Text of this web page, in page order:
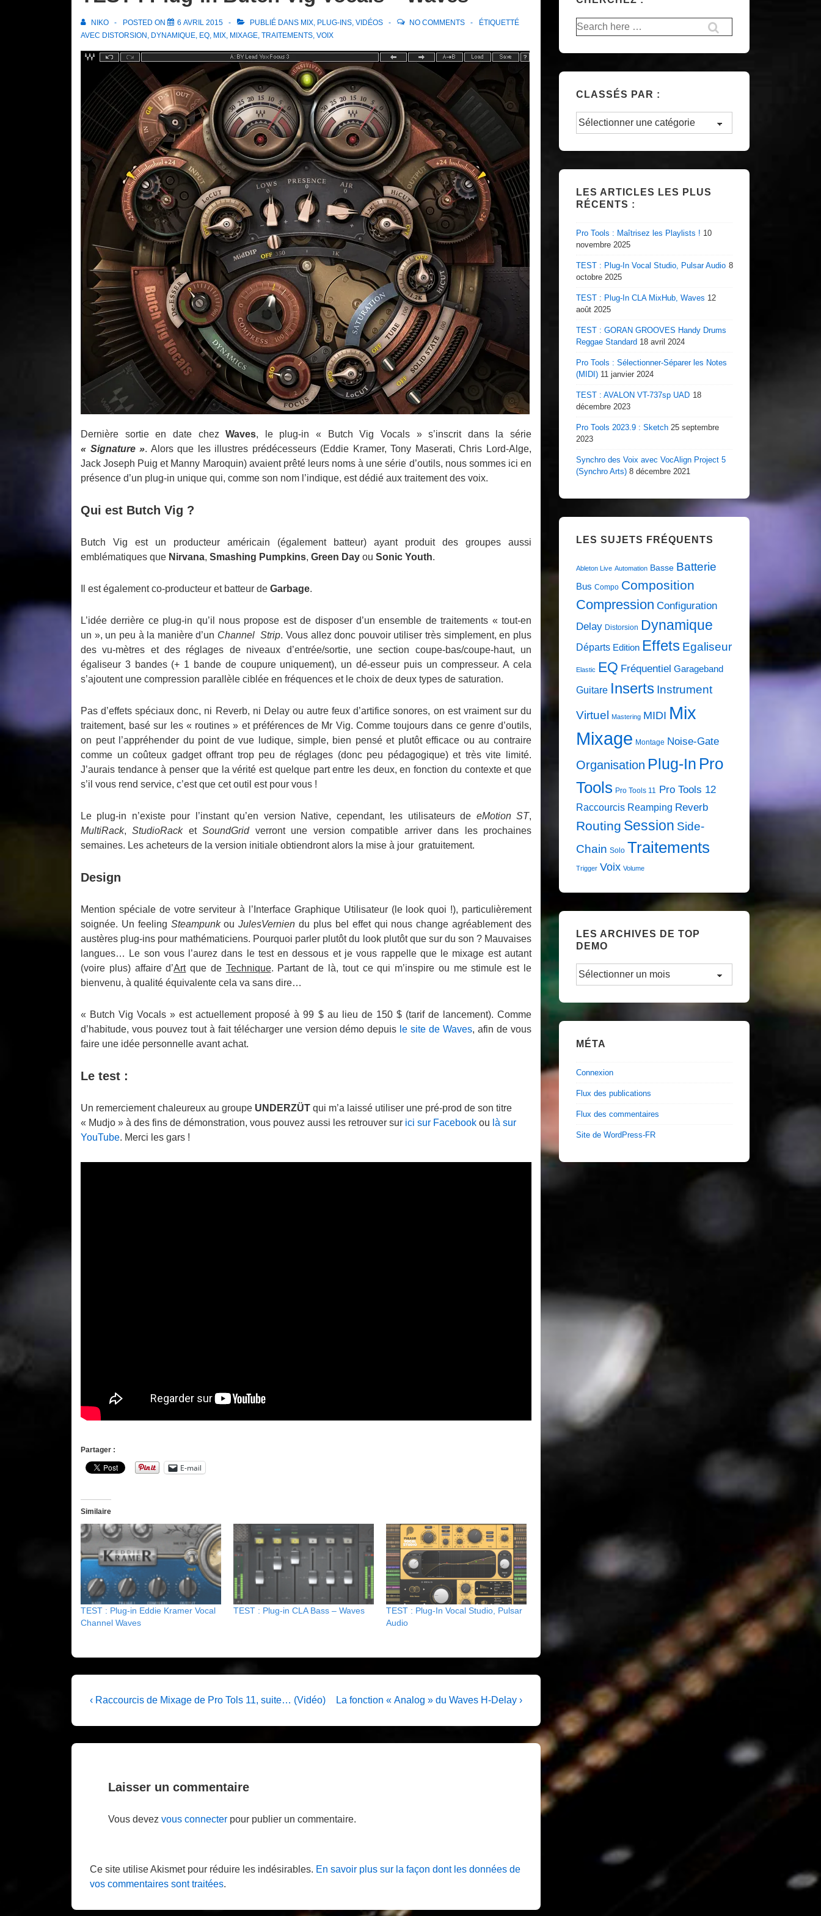
NIKO POSTED ON 6 AVRIL 2015 PUBLIÉ DANS MIX, PLUG-INS, VIDÉOS NO COMMENTS
ÉTIQUETTÉ
AVEC DISTORSION , DYNAMIQUE, EQ, MIX, MIXAGE, TRAITEMENTS, VOIX
Dernière sortie en date chezWaves, le plug-in « Butch Vig Vocals » s’inscrit dans la série
« Signature ». Alors que les illustres prédécesseurs (Eddie Kramer, Tony Maserati, Chris Lord-Alge,
Jack Joseph Puig et Manny Maroquin) avaient prêté leurs noms à une série d’outils, nous sommes ici en
présence d’un plug-in unique qui, comme son nom l’indique, est dédié aux traitement des voix.
Qui est Butch Vig ?
Butch Vig est un producteur américain (également batteur) ayant produit des groupes aussi
emblématiques que Nirvana, Smashing Pumpkins, Green Day ou Sonic Youth.
Il est également co-producteur et batteur de Garbage.
L’idée derrière ce plug-in qu’il nous propose est de disposer d’un ensemble de traitements « tout-en
un », un peu à la manière d’un Channel Strip. Vous allez donc pouvoir utiliser très simplement, en plus
des vu-mètres et des réglages de niveaux d’entrée/sortie, une section coupe-bas/coupe-haut, un
égaliseur 3 bandes (+ 1 bande de coupure uniquement), un dé-esseur puis un compresseur. A cela
s’ajoutent une compression parallèle ciblée en fréquences et le choix de deux types de saturation.
Pas d’effets spéciaux donc, ni Reverb, ni Delay ou autre feux d’artifice sonores, on est vraiment sur du
traitement, basé sur les « routines » et préférences de Mr Vig. Comme toujours dans ce genre d’outils,
on peut l’appréhender du point de vue ludique, simple, bien pensé et plutôt efficace ou au contraire
comme un coûteux gadget offrant trop peu de réglages (donc peu pédagogique) et très vite limité.
J’aurais tendance à penser que la vérité est quelque part entre les deux, en fonction du contexte et que
s’il vous rend service, c’est que cet outil est pour vous !
Le plug-in n’existe pour l’instant qu’en version Native, cependant, les utilisateurs de eMotion ST,
MultiRack,StudioRacketSoundGridverront une version compatible arriver dans les prochaines
semaines. Les acheteurs de la version initiale obtiendront alors la mise à jour gratuitement.
Design
Mention spéciale de votre serviteur à l’Interface Graphique Utilisateur (le look quoi !), particulièrement
soignée. Un feeling SteampunkouJulesVernien du plus bel effet qui nous change agréablement des
austères plug-ins pour mathématiciens. Pourquoi parler plutôt du look plutôt que sur du son ? Mauvaises
langues… Le son vous l’aurez dans le test en dessous et je vous rappelle que le mixage est autant
(voire plus) affaire d’Artque de Technique. Partant de là, tout ce qui m’inspire ou me stimule est le
bienvenu, à qualité équivalente cela va sans dire…
« Butch Vig Vocals » est actuellement proposé à 99 $ au lieu de 150 $ (tarif de lancement). Comme
d’habitude, vous pouvez tout à fait télécharger une version démo depuis le site de Waves, afin de vous
faire une idée personnelle avant achat.
Le test :
Un remerciement chaleureux au groupe UNDERZÜT qui m’a laissé utiliser une pré-prod de son titre
« Mudjo » à des fins de démonstration, vous pouvez aussi les retrouver sur ici sur Facebook ou là sur
YouTube. Merci les gars !
Partager :
E-mail
Similaire
TEST : Plug-in Eddie Kramer Vocal
Channel Waves
TEST : Plug-in CLA Bass – Waves
TEST : Plug-In Vocal Studio, Pulsar
Audio
Navigation
de
l’article
Previous
is
‹ Raccourcis de Mixage de Pro Tols 11, suite… (Vidéo)
Next
is
La fonction « Analog » du Waves H-Delay ›
Laisser un commentaire
Vous devez vous connecter pour publier un commentaire.
Ce site utilise Akismet pour réduire les indésirables. En savoir plus sur la façon dont les données de
vos commentaires sont traitées.
Recherche
pour:
CLASSÉS PAR :
Classés
par
LES ARTICLES LES PLUS
RÉCENTS :
Pro Tools : Maîtrisez les Playlists ! 10
novembre 2025
TEST : Plug-In Vocal Studio, Pulsar Audio 8
octobre 2025
TEST : Plug-In CLA MixHub, Waves 12
août 2025
TEST : GORAN GROOVES Handy Drums
Reggae Standard 18 avril 2024
Pro Tools : Sélectionner-Séparer les Notes
(MIDI) 11 janvier 2024
TEST : AVALON VT-737sp UAD 18
décembre 2023
Pro Tools 2023.9 : Sketch 25 septembre
2023
Synchro des Voix avec VocAlign Project 5
(Synchro Arts) 8 décembre 2021
LES SUJETS FRÉQUENTS
Ableton Live Automation Basse Batterie
Bus Compo Composition
Compression Configuration
Delay Distorsion Dynamique
Départs Edition Effets Egaliseur
Elastic EQ Fréquentiel Garageband
Guitare Inserts Instrument
Virtuel Mastering MIDI Mix
Mixage Montage Noise-Gate
Organisation Plug-In Pro
Tools Pro Tools 11 Pro Tools 12
Raccourcis Reamping Reverb
Routing Session Side-
Chain Solo Traitements
Trigger Voix Volume
LES ARCHIVES DE TOP
DEMO
Les
Archives
TOP
MÉTA
Connexion
Flux des publications
Flux des commentaires
Site de WordPress-FR